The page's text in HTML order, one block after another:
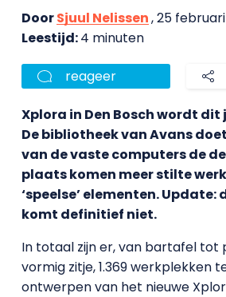
DoorSjuul Nelissen, 25 februari
Leestijd:4 minuten
reageer
Xplora in Den Bosch wordt
De bibliotheek van Avans
van de vaste computers de
plaats komen meer stilte
‘speelse’ elementen. Update:
komt definitief niet.
In totaal zijn er, van bartafel tot
vormig zitje, 1.369 werkplekken
ontwerpen van het nieuwe